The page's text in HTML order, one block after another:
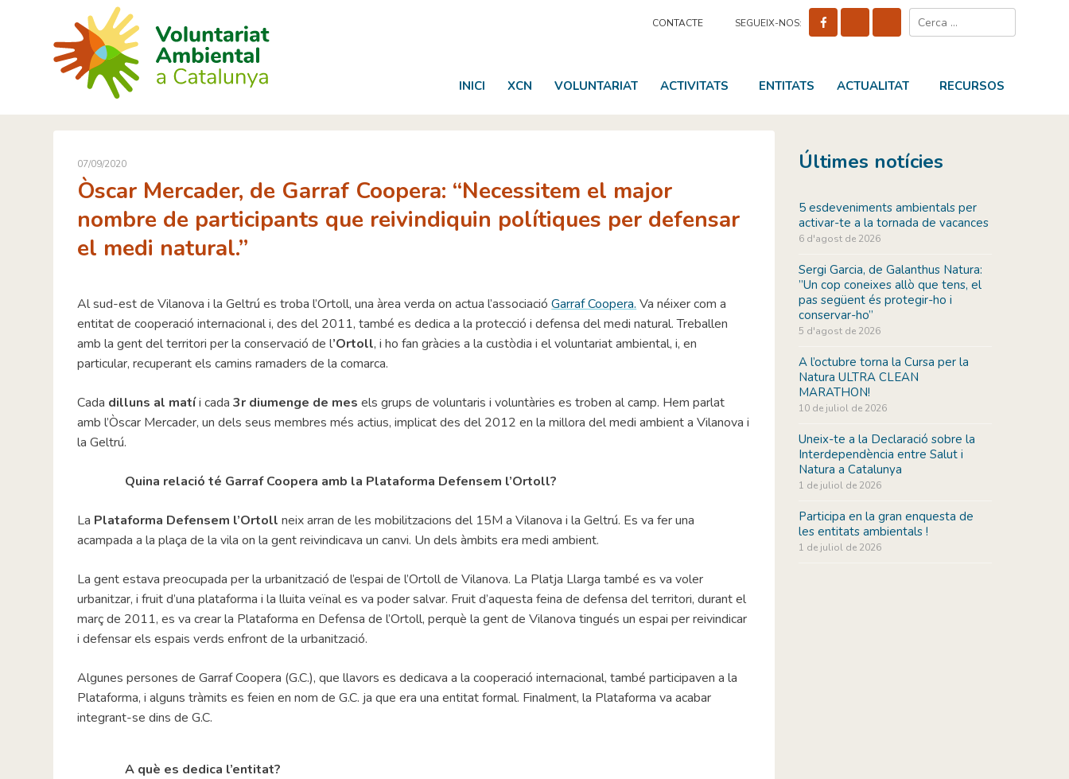
CONTACTE SEGUEIX-NOS:
INICI XCN VOLUNTARIAT ACTIVITATS ENTITATS ACTUALITAT RECURSOS
07/09/2020
Òscar Mercader, de Garraf Coopera: “Necessitem el major
nombre de participants que reivindiquin polítiques per defensar
el medi natural.”
Al sud-est de Vilanova i la Geltrú es troba l’Ortoll, una àrea verda on actua l’associacióGarraf Coopera. Va néixer com a
entitat de cooperació internacional i, des del 2011, també es dedica a la protecció i defensa del medi natural. Treballen
amb la gent del territori per la conservació de l’Ortoll, i ho fan gràcies a la custòdia i el voluntariat ambiental, i, en
particular, recuperant els camins ramaders de la comarca.
Cada dilluns al matíi cada3r diumenge de mes els grups de voluntaris i voluntàries es troben al camp. Hem parlat
amb l’Òscar Mercader, un dels seus membres més actius, implicat des del 2012 en la millora del medi ambient a Vilanova i
la Geltrú.
Quina relació té Garraf Coopera amb la Plataforma Defensem l’Ortoll?
La Plataforma Defensem l’Ortoll neix arran de les mobilitzacions del 15M a Vilanova i la Geltrú. Es va fer una
acampada a la plaça de la vila on la gent reivindicava un canvi. Un dels àmbits era medi ambient.
La gent estava preocupada per la urbanització de l’espai de l’Ortoll de Vilanova. La Platja Llarga també es va voler
urbanitzar, i fruit d’una plataforma i la lluita veïnal es va poder salvar. Fruit d’aquesta feina de defensa del territori, durant el
març de 2011, es va crear la Plataforma en Defensa de l’Ortoll, perquè la gent de Vilanova tingués un espai per reivindicar
i defensar els espais verds enfront de la urbanització.
Algunes persones de Garraf Coopera (G.C.), que llavors es dedicava a la cooperació internacional, també participaven a la
Plataforma, i alguns tràmits es feien en nom de G.C. ja que era una entitat formal. Finalment, la Plataforma va acabar
integrant-se dins de G.C.
A què es dedica l’entitat?
Últimes notícies
5 esdeveniments ambientals per
activar-te a la tornada de vacances
6 d'agost de 2026
Sergi Garcia, de Galanthus Natura:
”Un cop coneixes allò que tens, el
pas següent és protegir-ho i
conservar-ho”
5 d'agost de 2026
A l’octubre torna la Cursa per la
Natura ULTRA CLEAN
MARATHON!
10 de juliol de 2026
Uneix-te a la Declaració sobre la
Interdependència entre Salut i
Natura a Catalunya
1 de juliol de 2026
Participa en la gran enquesta de
les entitats ambientals !
1 de juliol de 2026